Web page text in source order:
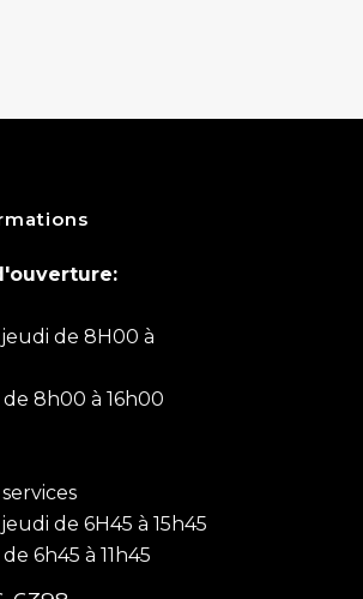
de 8H00 à
8h00 à 16h00
de 6H45 à 15h45
6h45 à 11h45